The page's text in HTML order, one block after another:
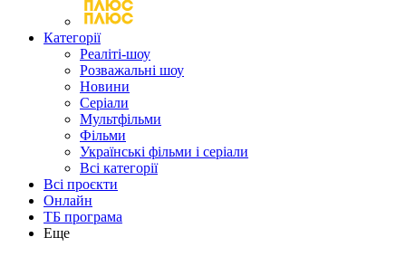
Категорії
Реаліті-шоу
Розважальні шоу
Новини
Серіали
Мультфільми
Фільми
Українські фільми і серіали
Всі категорії
Всі проєкти
Онлайн
ТБ програма
Еще